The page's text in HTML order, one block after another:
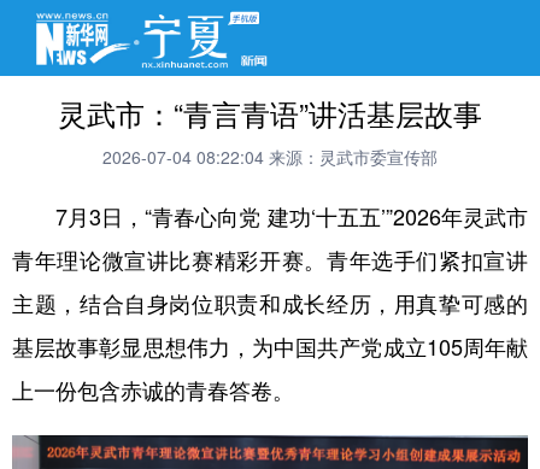
灵武市：“青言青语”讲活基层故事
2026-07-04 08:22:04 来源：灵武市委宣传部
7月3日，“青春心向党 建功‘十五五’”2026年灵武市
青年理论微宣讲比赛精彩开赛。青年选手们紧扣宣讲
主题，结合自身岗位职责和成长经历，用真挚可感的
基层故事彰显思想伟力，为中国共产党成立105周年献
上一份包含赤诚的青春答卷。